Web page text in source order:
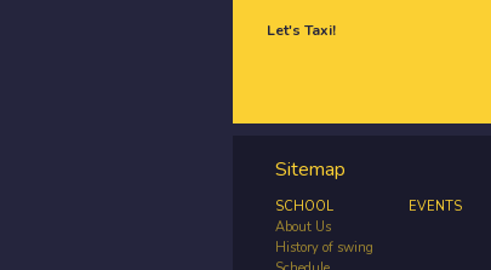
Let's Taxi!
Sitemap
SCHOOL
About Us
History of swing
EVENTS